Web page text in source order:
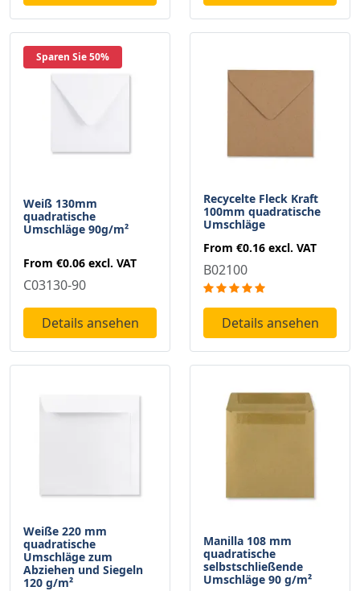
Sparen Sie 50%
Weiß 130mm
quadratische
Umschläge 90g/m²
From €0.06 excl. VAT
C03130-90
Details ansehen
Recycelte Fleck Kraft
100mm quadratische
Umschläge
From €0.16 excl. VAT
B02100
Details ansehen
Weiße 220 mm
quadratische
Umschläge zum
Abziehen und Siegeln
120 g/m²
Manilla 108 mm
quadratische
selbstschließende
Umschläge 90 g/m²